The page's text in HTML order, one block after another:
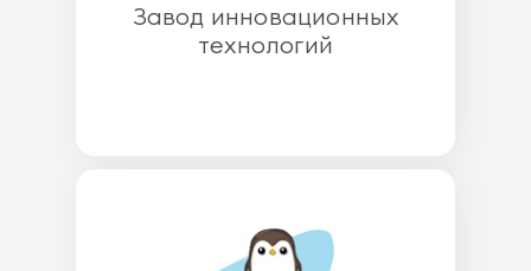
Завод инновационных
технологий